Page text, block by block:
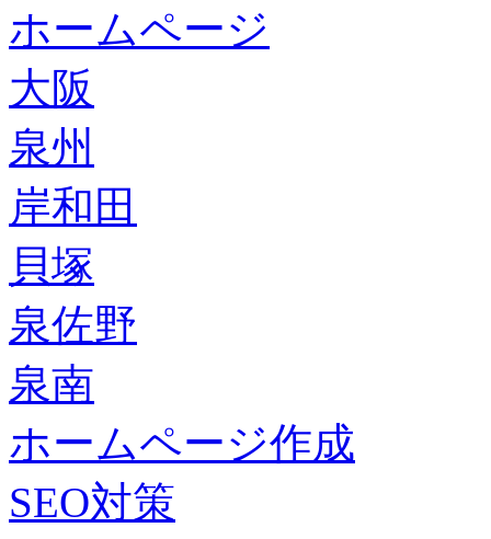
ホームページ
大阪
泉州
岸和田
貝塚
泉佐野
泉南
ホームページ作成
SEO対策